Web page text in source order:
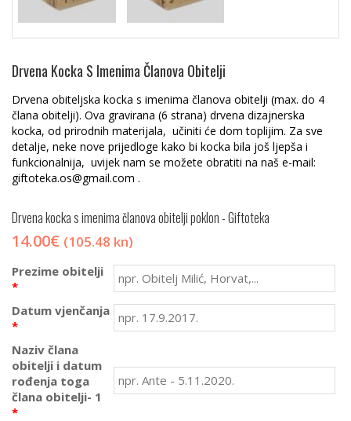
Drvena Kocka S Imenima Članova Obitelji
Drvena obiteljska kocka s imenima članova obitelji (max. do 4
člana obitelji). Ova gravirana (6 strana) drvena dizajnerska
kocka, od prirodnih materijala, učiniti će dom toplijim. Za sve
detalje, neke nove prijedloge kako bi kocka bila još ljepša i
funkcionalnija, uvijek nam se možete obratiti na naš e-mail:
giftoteka.os@gmail.com .
Drvena kocka s imenima članova obiteljipoklon - Giftoteka
14.00€ (105.48 kn)
Prezime obitelji
*
Datum vjenčanja
*
Naziv člana
obitelji i datum
rođenja toga
člana obitelji- 1
*